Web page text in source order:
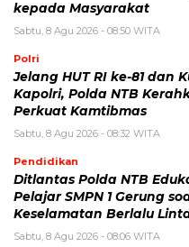
kepada Masyarakat
Sabtu, 8 Agu 2026 - 08:50 WITA
Polri
Jelang HUT RI ke-81 dan
Kapolri, Polda NTB
Perkuat Kamtibmas
Sabtu, 8 Agu 2026 - 08:32 WITA
Pendidikan
Ditlantas Polda NTB
Pelajar SMPN 1 Gerung
Keselamatan Berlalu
Sabtu, 8 Agu 2026 - 08:06 WITA